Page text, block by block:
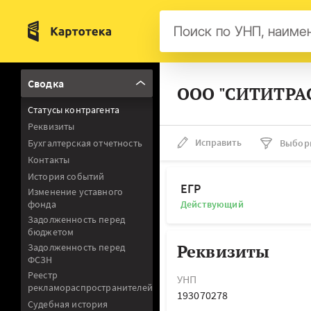
Сводка
Статусы контрагента
Реквизиты
Бухгалтерская отчетность
Контакты
История событий
Изменение уставного
фонда
Задолженность перед
бюджетом
Задолженность перед
ФСЗН
Реестр
рекламораспространителей
Судебная история
ООО
Исправить
ЕГР
Действующий
Реквизиты
УНП
193070278